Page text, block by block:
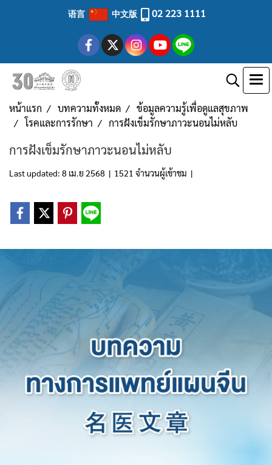
语言 中文版 02 223 1111
หน้าแรก บทความทั้งหมด
ข้อมูลความรู้เพื่อดูแลสุขภาพ
โรคและการรักษา
การฝังเข็มรักษาภาวะนอนไม่หลับ
การฝังเข็มรักษาภาวะนอนไม่หลับ
Last updated: 8 เม.ย 2568 | 1521 จำนวนผู้เข้าชม |